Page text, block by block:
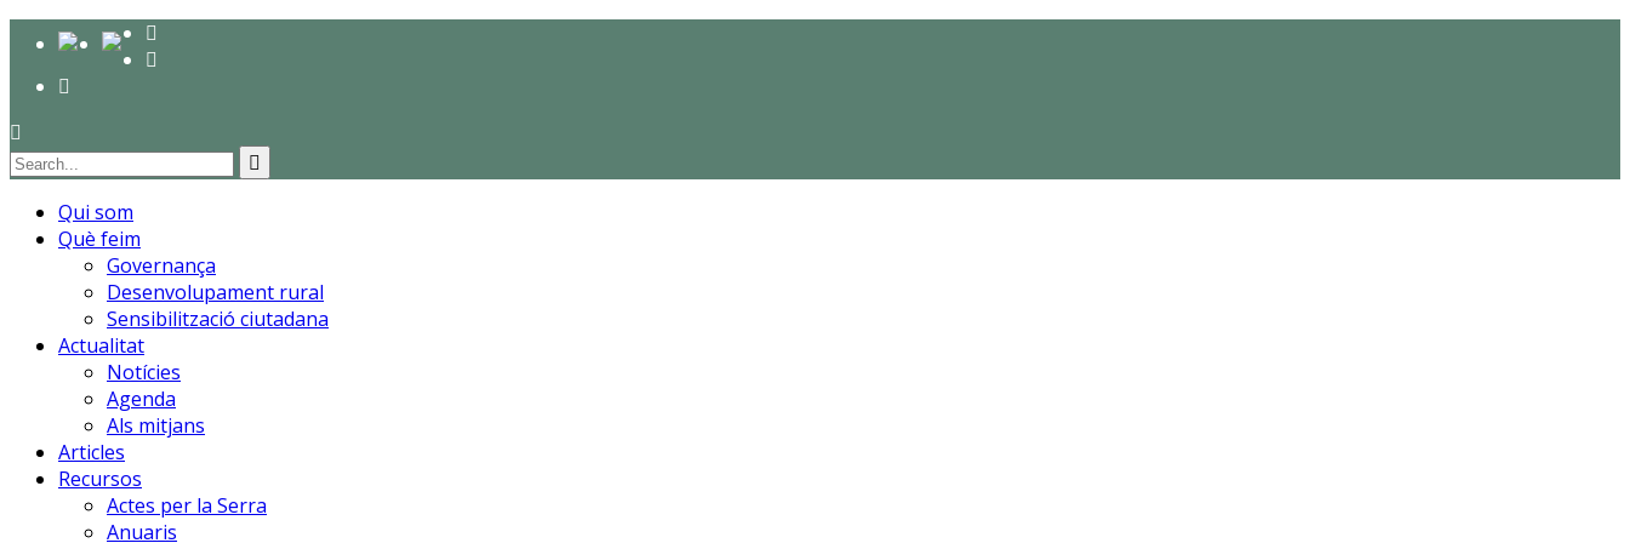
Qui som
Què feim
Governança
Desenvolupament rural
Sensibilització ciutadana
Actualitat
Notícies
Agenda
Als mitjans
Articles
Recursos
Actes per la Serra
Anuaris